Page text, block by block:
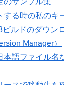
する時の私のキ
ビルドのダウン
Manager）
本語ファイル名